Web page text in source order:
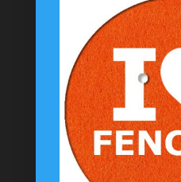
Coussinets Personnalisés
T-shirts
Chaussettes
Goodies
Informations
Messagerie Facebook